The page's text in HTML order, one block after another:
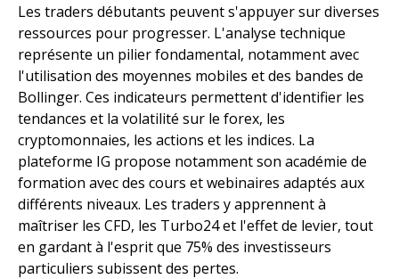
Les traders débutants peuvent s'appuyer sur diverses
ressources pour progresser. L'analyse technique
représente un pilier fondamental, notamment avec
l'utilisation des moyennes mobiles et des bandes de
Bollinger. Ces indicateurs permettent d'identifier les
tendances et la volatilité sur le forex, les
cryptomonnaies, les actions et les indices. La
plateforme IG propose notamment son académie de
formation avec des cours et webinaires adaptés aux
différents niveaux. Les traders y apprennent à
maîtriser les CFD, les Turbo24 et l'effet de levier, tout
en gardant à l'esprit que 75% des investisseurs
particuliers subissent des pertes.